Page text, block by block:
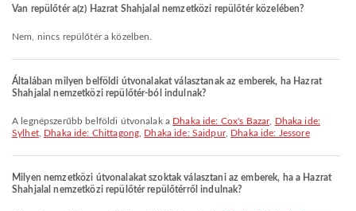
Van repülőtér a(z) Hazrat Shahjalal nemzetközi repülőtér közelében?
Nem, nincs repülőtér a közelben.
Általában milyen belföldi útvonalakat választanak az emberek, ha Hazrat
Shahjalal nemzetközi repülőtér-ból indulnak?
A legnépszerűbb belföldi útvonalak a Dhaka ide: Cox's Bazar, Dhaka ide:
Sylhet, Dhaka ide: Chittagong Dhaka ide: Saidpur, Dhaka ide: Jessore
Milyen nemzetközi útvonalakat szoktak választani az emberek, ha a Hazrat
Shahjalal nemzetközi repülőtér repülőtérről indulnak?